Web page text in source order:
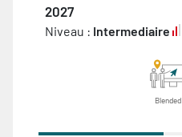
2027
Niveau : Intermediaire
Blended